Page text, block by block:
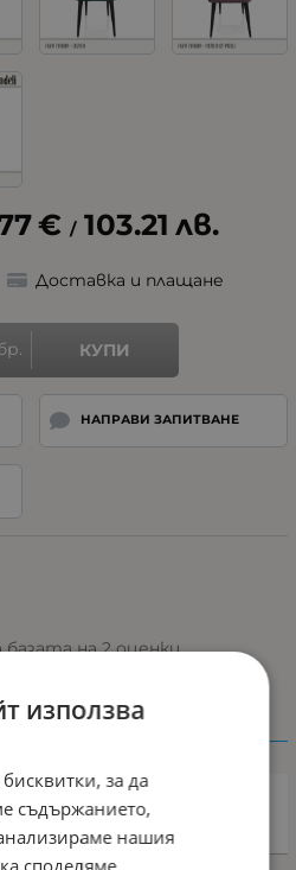
€ / 103.21 лв.
Доставка и плащане
КУПИ
НАПРАВИ ЗАПИТВАНЕ
базата на 2 оценки
използва
за да
съдържанието,
нашия
споделяме